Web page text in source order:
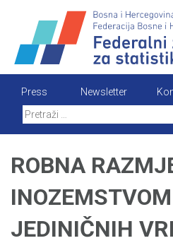
content
Press Newsletter
ROBNA
JEDINIČNIH